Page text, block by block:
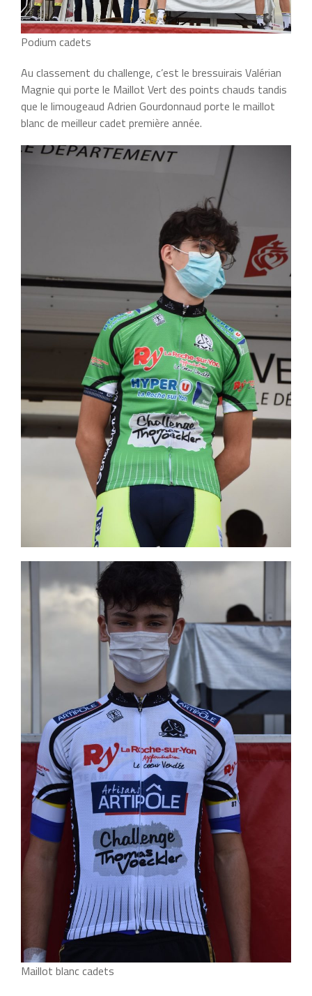
Podium cadets
Au classement du challenge, c’est le bressuirais Valérian
Magnie qui porte le Maillot Vert des points chauds tandis
que le limougeaud Adrien Gourdonnaud porte le maillot
blanc de meilleur cadet première année.
Maillot blanc cadets